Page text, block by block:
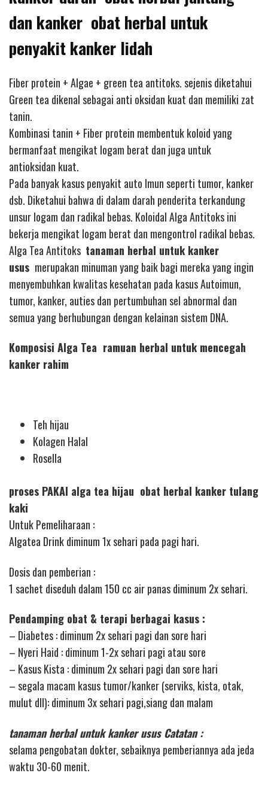
dan kanker obat herbal untuk
penyakit kanker lidah
Fiber protein + Algae + green tea antitoks. sejenis diketahui
Green tea dikenal sebagai anti oksidan kuat dan memiliki zat
tanin.
Kombinasi tanin + Fiber protein membentuk koloid yang
bermanfaat mengikat logam berat dan juga untuk
antioksidan kuat.
Pada banyak kasus penyakit auto Imun seperti tumor, kanker
dsb. Diketahui bahwa di dalam darah penderita terkandung
unsur logam dan radikal bebas. Koloidal Alga Antitoks ini
bekerja mengikat logam berat dan mengontrol radikal bebas.
Alga Tea Antitoks tanaman herbal untuk kanker
usus merupakan minuman yang baik bagi mereka yang ingin
menyembuhkan kwalitas kesehatan pada kasus Autoimun,
tumor, kanker, auties dan pertumbuhan sel abnormal dan
semua yang berhubungan dengan kelainan sistem DNA.
Komposisi Alga Tea ramuan herbal untuk mencegah
kanker rahim
Teh hijau
Kolagen Halal
Rosella
proses PAKAI alga tea hijau obat herbal kanker tulang
kaki
Untuk Pemeliharaan :
Algatea Drink diminum 1x sehari pada pagi hari.
Dosis dan pemberian :
1 sachet diseduh dalam 150 cc air panas diminum 2x sehari.
Pendamping obat & terapi berbagai kasus :
– Diabetes : diminum 2x sehari pagi dan sore hari
– Nyeri Haid : diminum 1-2x sehari pagi atau sore
– Kasus Kista : diminum 2x sehari pagi dan sore hari
– segala macam kasus tumor/kanker (serviks, kista, otak,
mulut dll): diminum 3x sehari pagi,siang dan malam
tanaman herbal untuk kanker usus Catatan :
selama pengobatan dokter, sebaiknya pemberiannya ada jeda
waktu 30-60 menit.